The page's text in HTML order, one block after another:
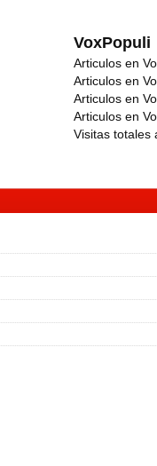
VoxPopuli
Articulos en
Articulos en
Articulos en
Articulos en
Visitas totales